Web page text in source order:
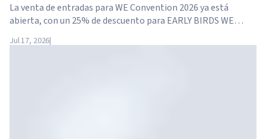
La venta de entradas para WE Convention 2026 ya está
abierta, con un 25% de descuento para EARLY BIRDS WE
noviembre de 2026, el foro se celebrará en SO/...
Jul 17, 2026|